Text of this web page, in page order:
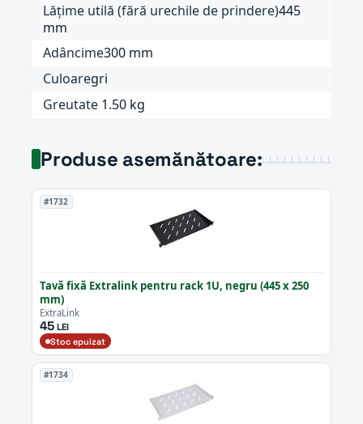
Lățime utilă (fără urechile de prindere)445
mm
Adâncime300 mm
Culoaregri
Greutate 1.50 kg
Produse asemănătoare:
#1732
Tavă fixă Extralink pentru rack 1U, negru (445 x 250
mm)
ExtraLink
45LEI
Stoc epuizat
#1734